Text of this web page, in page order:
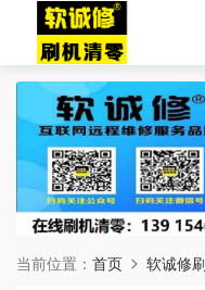
当前位置： 首页 软诚修